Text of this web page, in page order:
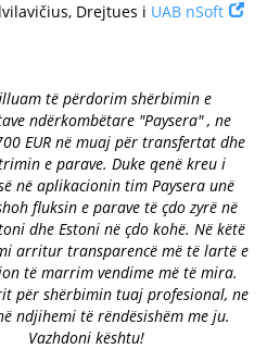
Drejtues i UAB nSoft
të përdorim shërbimin e
ndërkombëtare "Paysera" , ne
EUR në muaj për transfertat dhe
e parave. Duke qenë kreu i
në aplikacionin tim Paysera unë
fluksin e parave të çdo zyrë në
dhe Estoni në çdo kohë. Në këtë
arritur transparencë më të lartë e
të marrim vendime më të mira.
për shërbimin tuaj profesional, ne
ndjihemi të rëndësishëm me ju.
Vazhdoni kështu!